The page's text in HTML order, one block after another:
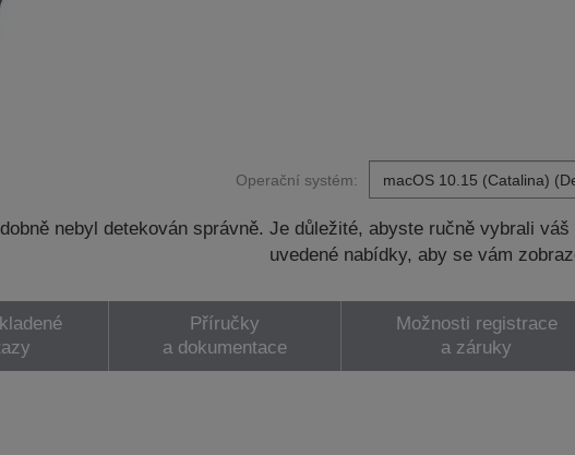
Operační systém:
nebyl detekován správně. Je důležité, abyste ručně vybrali
uvedené nabídky, aby se vám
Příručky
a dokumentace
Možnosti registrace
a záruky